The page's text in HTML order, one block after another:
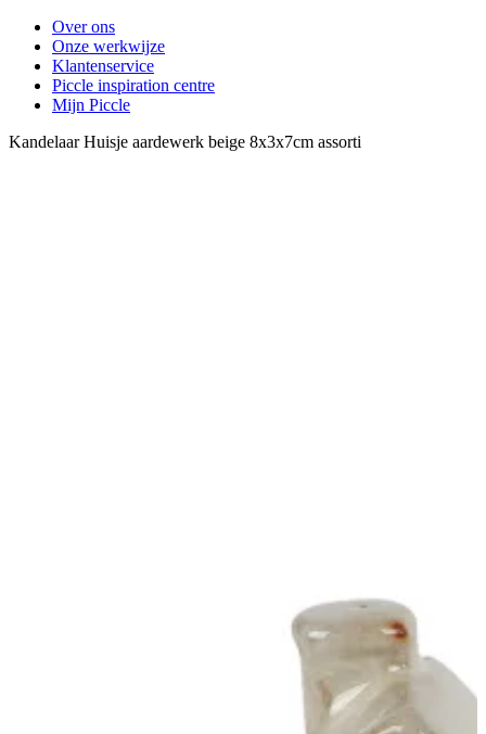
Over ons
Onze werkwijze
Klantenservice
Piccle inspiration centre
Mijn Piccle
Kandelaar Huisje aardewerk beige 8x3x7cm assorti